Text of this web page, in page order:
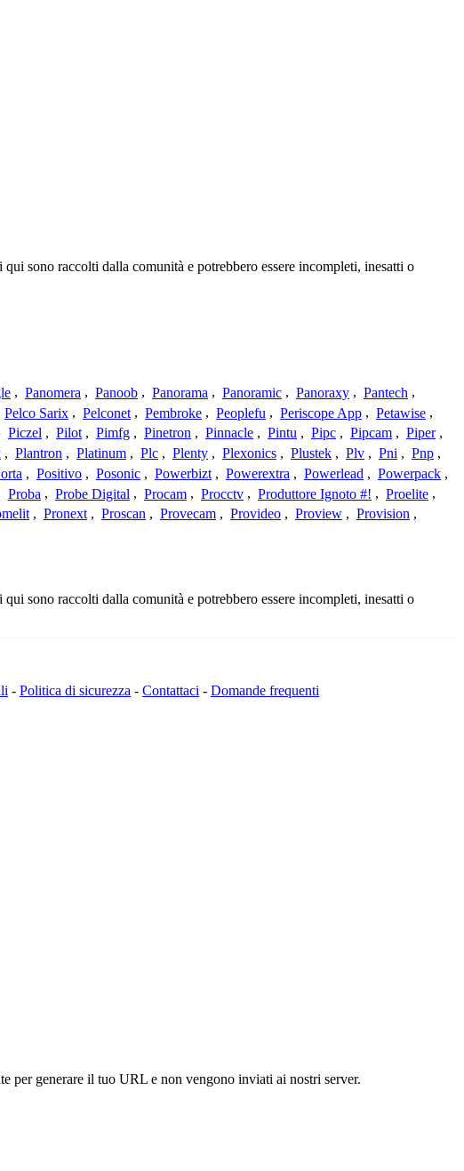
sono raccolti dalla comunità e potrebbero essere incompleti, inesatti o
, Panomera , Panoob , Panorama , Panoramic , Panoraxy , Pantech ,
Pelco Sarix , Pelconet , Pembroke , Peoplefu , Periscope App , Petawise ,
Piczel , Pilot , Pimfg , Pinetron , Pinnacle , Pintu , Pipc , Pipcam , Piper ,
, Plantron , Platinum , Plc , Plenty , Plexonics , Plustek , Plv , Pni , Pnp ,
, Positivo , Posonic , Powerbizt , Powerextra , Powerlead , Powerpack ,
Proba , Probe Digital , Procam , Procctv , Produttore Ignoto #! , Proelite ,
, Pronext , Proscan , Provecam , Provideo , Proview , Provision ,
sono raccolti dalla comunità e potrebbero essere incompleti, inesatti o
- Politica di sicurezza - Contattaci - Domande frequenti
per generare il tuo URL e non vengono inviati ai nostri server.